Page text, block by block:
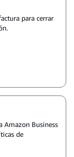
para cerrar
Amazon Business
de